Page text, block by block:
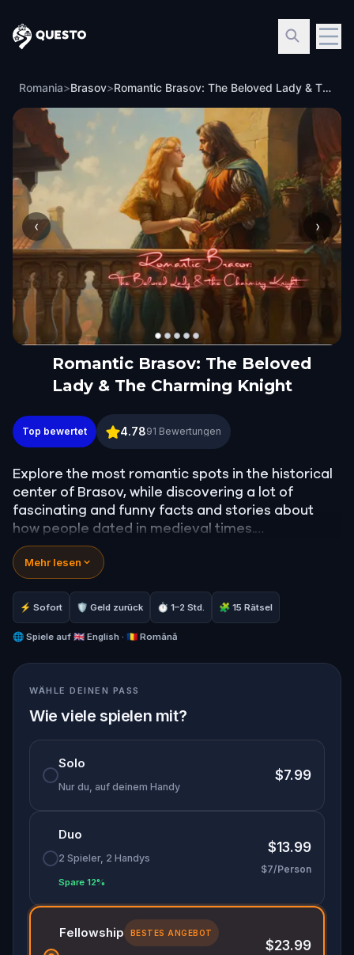
Questo
Romania>Brasov> Romantic Brasov: The Beloved Lady & The Charming Knight
‹ ›
Romantic Brasov: The Beloved
Lady & The Charming Knight
Romantic Brasov: The Beloved Lady & The
Top bewertet 4.7891 Bewertungen
Explore the most romantic spots in the historical
center of Brasov, while discovering a lot of
fascinating and funny facts and stories about
how people dated in medieval times.
You will walk along quiet alleys, beautiful parks,
and colorful medieval streets. Along the way, you
will have to solve riddles and overcome
challenges in order to win the heart of the
beloved lady.
This is a perfect date for couples, but you can
also have a lot of fun playing it alone or in a larger
group.
Mehr lesen
⚡ Sofort 🛡 Geld zurück ⏱ 1–2 Std. 🧩 15 Rätsel
🌐 Spiele auf 🇬🇧 English · 🇷🇴 Română
WÄHLE DEINEN PASS
Wie viele spielen mit?
Solo
Nur du, auf deinem Handy
$7.99
Duo
2 Spieler, 2 Handys
Spare 12%
$13.99
$7/Person
Fellowship BESTES ANGEBOT
$23.99